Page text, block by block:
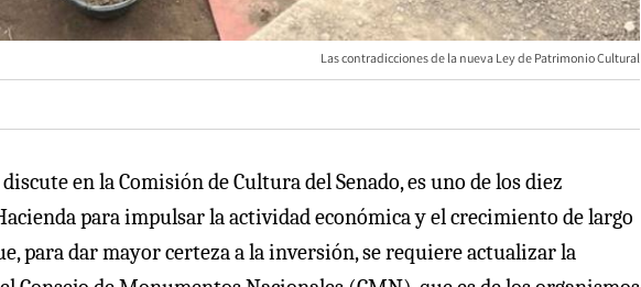
Las contradicciones de la nueva Ley de Patrimonio Cultural
en la Comisión de Cultura del Senado, es uno de los diez
para impulsar la actividad económica y el crecimiento de largo
para dar mayor certeza a la inversión, se requiere actualizar la